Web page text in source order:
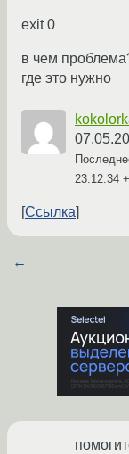
exit 0
в чем
где это нужно
23:12:34
Ссылка
←